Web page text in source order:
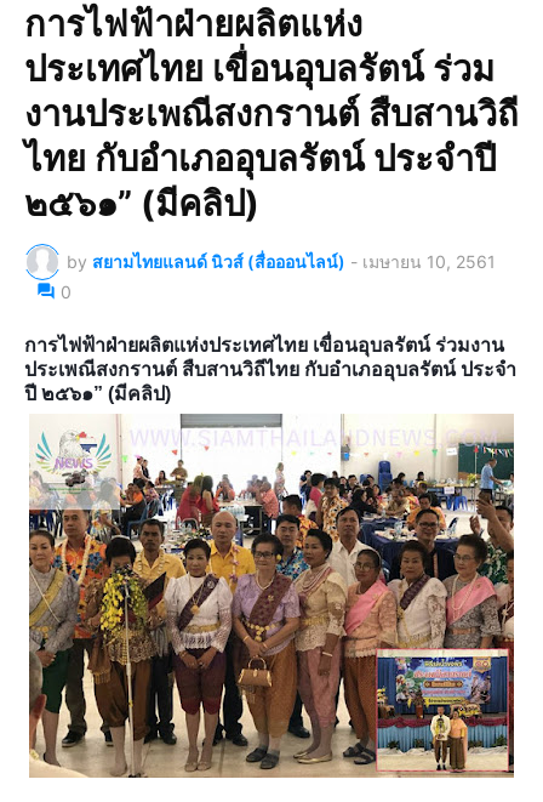
การไฟฟ้าฝ่ายผลิตแห่ง
ประเทศไทย เขื่อนอุบลรัตน์ ร่วม
งานประเพณีสงกรานต์ สืบสานวิถี
ไทย กับอำเภออุบลรัตน์ ประจำปี
๒๕๖๑” (มีคลิป)
by สยามไทยแลนด์ นิวส์ (สื่อออนไลน์) - เมษายน 10, 2561
0
การไฟฟ้าฝ่ายผลิตแห่งประเทศไทย เขื่อนอุบลรัตน์ ร่วมงาน
ประเพณีสงกรานต์ สืบสานวิถีไทย กับอำเภออุบลรัตน์ ประจำ
ปี ๒๕๖๑” (มีคลิป)